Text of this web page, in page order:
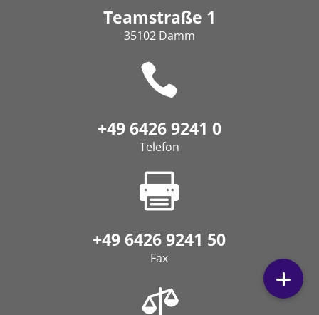
Teamstraße 1
35102 Damm

+49 6426 9241 0
Telefon

+49 6426 9241 50
Fax
